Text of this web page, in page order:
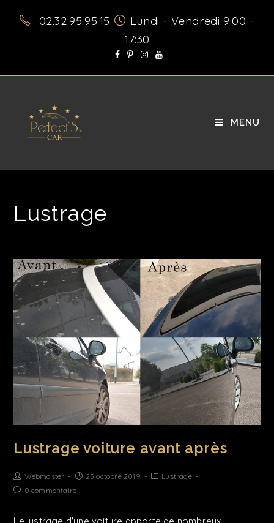
02.32.95.95.15
Lundi - Vendredi 9:00 -
17:30
MENU
Lustrage
Lustrage voiture avant après
Webmaster 23 octobre 2019
Lustrage
0 commentaire